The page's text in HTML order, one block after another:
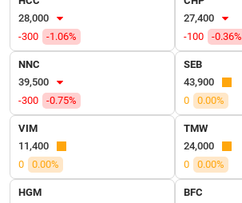
28,000
-300
-1.06%
27,400
-100
-0.36%
NNC
39,500
-300
-0.75%
SEB
43,900
0
0.00%
VIM
11,400
0
0.00%
TMW
24,000
0
0.00%
HGM
BFC
VỤ
TRUYỀN
THÔNG
TIỆN